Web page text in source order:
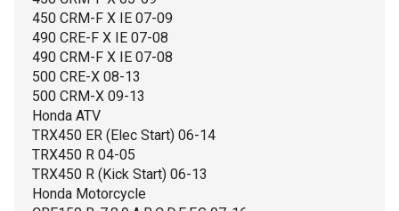
450 CRM-F X IE 07-09
490 CRE-F X IE 07-08
490 CRM-F X IE 07-08
500 CRE-X 08-13
500 CRM-X 09-13
Honda ATV
TRX450 ER (Elec Start) 06-14
TRX450 R 04-05
TRX450 R (Kick Start) 06-13
Honda Motorcycle